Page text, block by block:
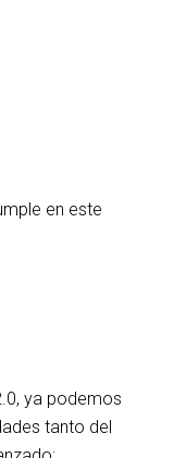
en este
ya podemos
tanto del